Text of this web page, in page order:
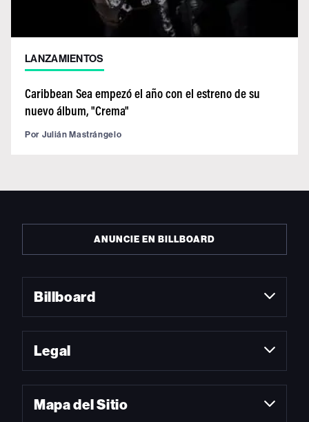
LANZAMIENTOS
Caribbean Sea empezó el año con el estreno de su
nuevo álbum, "Crema"
Por Julián Mastrángelo
ANUNCIE EN BILLBOARD
Billboard
Legal
Mapa del Sitio